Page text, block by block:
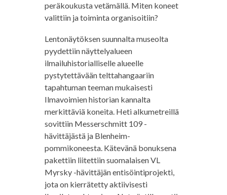
peräkoukusta vetämällä. Miten koneet
valittiin ja toiminta organisoitiin?
Lentonäytöksen suunnalta museolta
pyydettiin näyttelyalueen
ilmailuhistorialliselle alueelle
pystytettävään telttahangaariin
tapahtuman teeman mukaisesti
Ilmavoimien historian kannalta
merkittäviä koneita. Heti alkumetreillä
sovittiin Messerschmitt 109 -
hävittäjästä ja Blenheim-
pommikoneesta. Kätevänä bonuksena
pakettiin liitettiin suomalaisen VL
Myrsky -hävittäjän entisöintiprojekti,
jota on kierrätetty aktiivisesti